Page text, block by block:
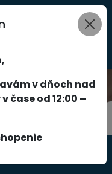
v dňoch nad
čase od 12:00 –